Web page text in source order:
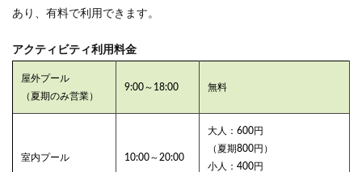
あり、有料で利用できます。
アクティビティ利用料金
屋外プール
（夏期のみ営業）
9:00～18:00 無料
室内プール 10:00～20:00
大人：600円
（夏期800円）
小人：400円